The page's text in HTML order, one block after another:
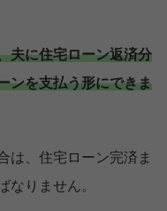
夫に住宅ローン返済分
ンを支払う形にできま
は、住宅ローン完済ま
なりません。